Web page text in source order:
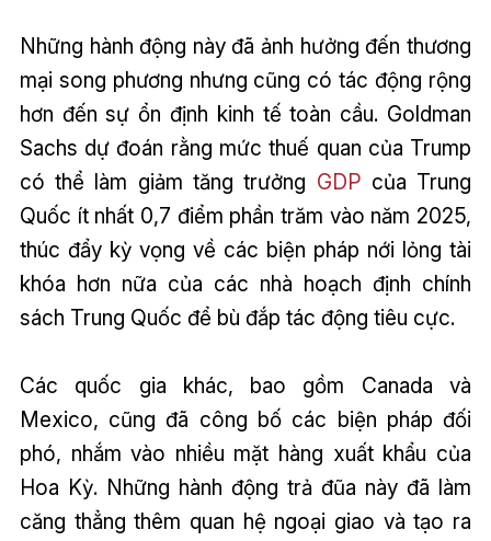
Những hành động này đã ảnh hưởng đến thương
mại song phương nhưng cũng có tác động rộng
hơn đến sự ổn định kinh tế toàn cầu. Goldman
Sachs dự đoán rằng mức thuế quan của Trump
có thể làm giảm tăng trưởng GDP của Trung
Quốc ít nhất 0,7 điểm phần trăm vào năm 2025,
thúc đẩy kỳ vọng về các biện pháp nới lỏng tài
khóa hơn nữa của các nhà hoạch định chính
sách Trung Quốc để bù đắp tác động tiêu cực.
Các quốc gia khác, bao gồm Canada và
Mexico, cũng đã công bố các biện pháp đối
phó, nhắm vào nhiều mặt hàng xuất khẩu của
Hoa Kỳ. Những hành động trả đũa này đã làm
căng thẳng thêm quan hệ ngoại giao và tạo ra